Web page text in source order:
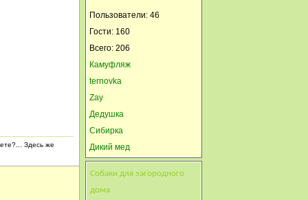
Здесь же
Пользователи: 46
Гости: 160
Всего: 206
Камуфляж
ternovka
Zay
Дедушка
Сибирка
Дикий мед
Супер-Бабуля
гиацынта
Собаки для загородного
дома